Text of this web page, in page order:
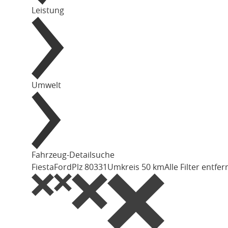
Leistung
Umwelt
Fahrzeug-Detailsuche
FiestaFordPlz 80331 Umkreis 50 kmAlle Filter